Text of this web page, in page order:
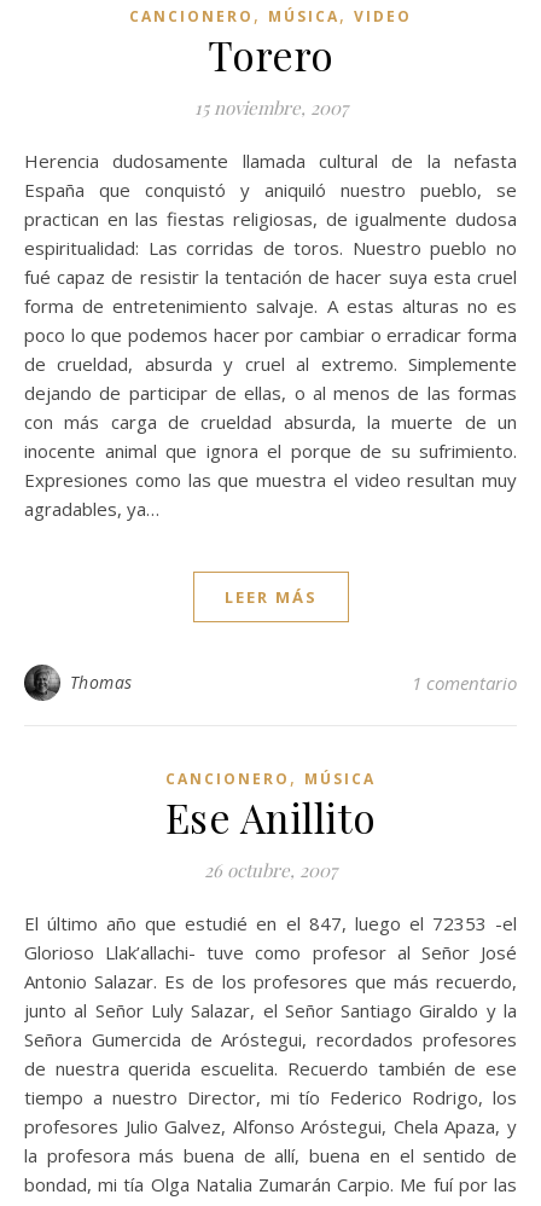
CANCIONERO , MÚSICA, VIDEO
Torero
15 noviembre, 2007
Herencia dudosamente llamada cultural de la nefasta
España que conquistó y aniquiló nuestro pueblo, se
practican en las fiestas religiosas, de igualmente dudosa
espiritualidad: Las corridas de toros. Nuestro pueblo no
fué capaz de resistir la tentación de hacer suya esta cruel
forma de entretenimiento salvaje. A estas alturas no es
poco lo que podemos hacer por cambiar o erradicar forma
de crueldad, absurda y cruel al extremo. Simplemente
dejando de participar de ellas, o al menos de las formas
con más carga de crueldad absurda, la muerte de un
inocente animal que ignora el porque de su sufrimiento.
Expresiones como las que muestra el video resultan muy
agradables, ya…
LEER MÁS
Thomas 1 comentario
CANCIONERO , MÚSICA
Ese Anillito
26 octubre, 2007
El último año que estudié en el 847, luego el 72353 -el
Glorioso Llak’allachi- tuve como profesor al Señor José
Antonio Salazar. Es de los profesores que más recuerdo,
junto al Señor Luly Salazar, el Señor Santiago Giraldo y la
Señora Gumercida de Aróstegui, recordados profesores
de nuestra querida escuelita. Recuerdo también de ese
tiempo a nuestro Director, mi tío Federico Rodrigo, los
profesores Julio Galvez, Alfonso Aróstegui, Chela Apaza, y
la profesora más buena de allí, buena en el sentido de
bondad, mi tía Olga Natalia Zumarán Carpio. Me fuí por las